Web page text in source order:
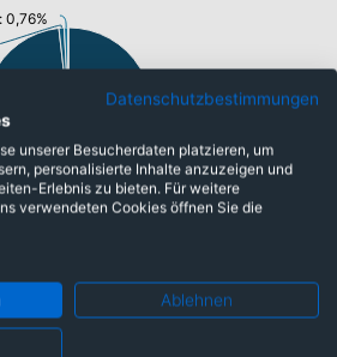
Immobilien: 98,20%
0,76%
Datenschutzbestimmungen
unserer Besucherdaten platzieren, um
personalisierte Inhalte anzuzeigen und
Erlebnis zu bieten. Für weitere
verwendeten Cookies öffnen Sie die
Ablehnen